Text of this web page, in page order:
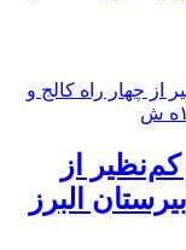
از
البرز